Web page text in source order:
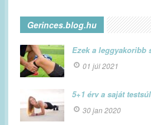
Gerinces.blog.hu
Ezek a leggyakoribb
01 júl 2021
5+1 érv a saját
30 jan 2020